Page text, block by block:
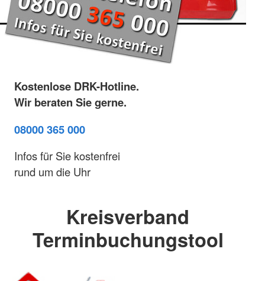
Kostenlose DRK-Hotline.
Wir beraten Sie gerne.
08000 365 000
Infos für Sie kostenfrei
rund um die Uhr
Kreisverband
Terminbuchungstool